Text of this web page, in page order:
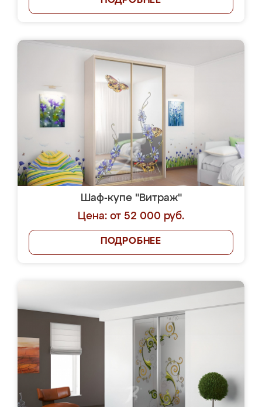
Шаф-купе "Витраж"
Цена: от 52 000 руб.
ПОДРОБНЕЕ